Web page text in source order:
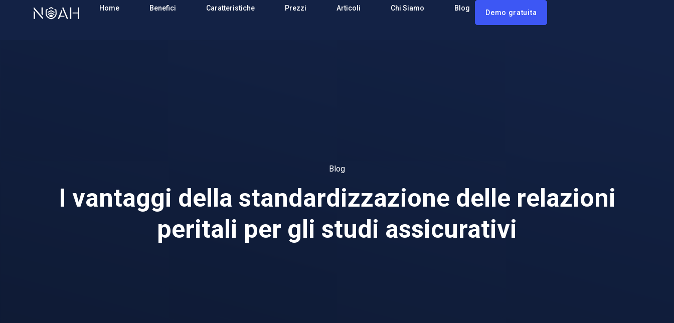
Home Benefici Caratteristiche Prezzi Articoli Chi Siamo Blog
Demo gratuita
Blog
I vantaggi della standardizzazione delle relazioni
peritali per gli studi assicurativi